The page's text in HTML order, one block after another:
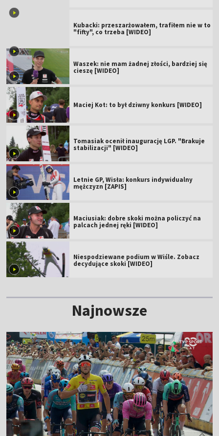
Kubacki: przeszarżowałem, trafiłem nie w to
"fifty", co trzeba [WIDEO]
Waszek: nie mam żadnej złości, bardziej się
cieszę [WIDEO]
Maciej Kot: to był dziwny konkurs [WIDEO]
Tomasiak ocenił inaugurację LGP. "Brakuje
stabilizacji" [WIDEO]
Letnie GP, Wisła: konkurs indywidualny
mężczyzn [ZAPIS]
Maciusiak: dobre skoki można policzyć na
palcach jednej ręki [WIDEO]
Niespodziewane podium w Wiśle. Zobacz
decydujące skoki [WIDEO]
Najnowsze